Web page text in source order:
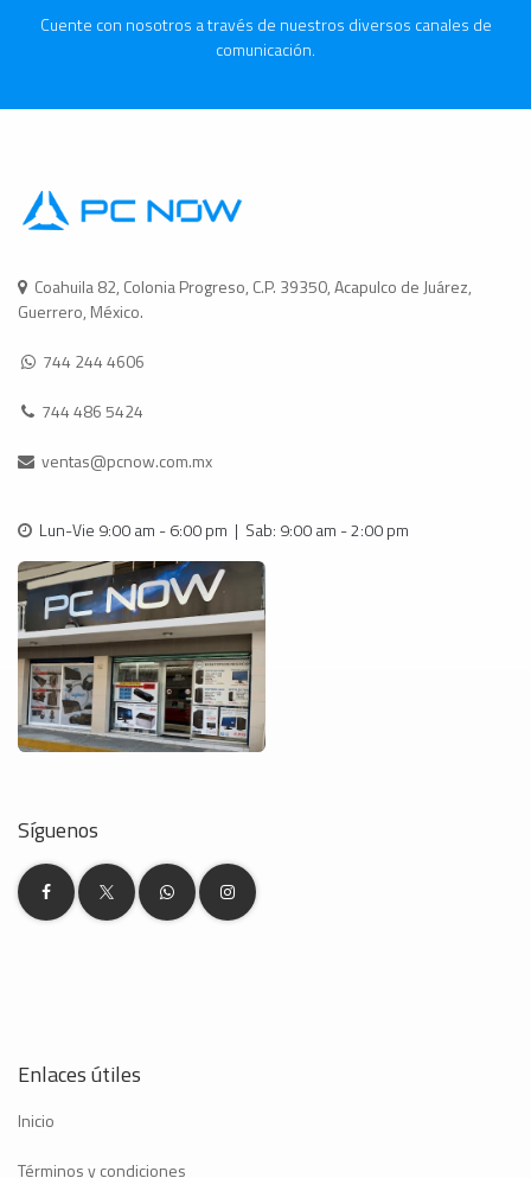
Cuente con nosotros a través de nuestros diversos canales de
comunicación.
Coahuila 82, Colonia Progreso, C.P. 39350, Acapulco de Juárez,
Guerrero, México.
744 244 4606
744 486 5424
ventas@pcnow.com.mx
Lun-Vie 9:00 am - 6:00 pm | Sab: 9:00 am - 2:00 pm
Síguenos
Enlaces útiles
Inicio
Términos y condiciones